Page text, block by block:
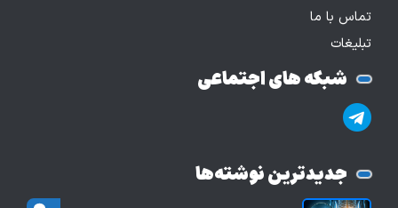
تماس با ما
تبلیغات
شبکه های اجتماعی
جدیدترین نوشته‌ها